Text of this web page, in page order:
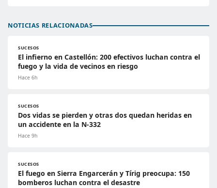
NOTICIAS RELACIONADAS
SUCESOS
El infierno en Castellón: 200 efectivos luchan contra el
fuego y la vida de vecinos en riesgo
Hace 6h
SUCESOS
Dos vidas se pierden y otras dos quedan heridas en
un accidente en la N-332
Hace 9h
SUCESOS
El fuego en Sierra Engarcerán y Tírig preocupa: 150
bomberos luchan contra el desastre